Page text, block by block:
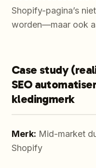
Shopify-pagina’s
worden—maar ook
Case study
SEO
kledingmerk
Merk: Mid-market
Shopify